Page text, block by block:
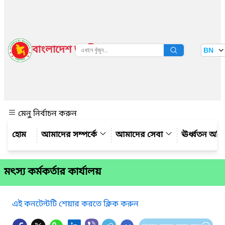
বাংলাদেশ জাতীয় তথ্য বাতায়ন BN
মেনু নির্বাচন করুন
আমাদের সম্পর্কে
আমাদের সেবা ঊর্ধ্বতন
মৎস্য কর্মকর্তার কার্যালয়
এই কনটেন্টটি শেয়ার করতে ক্লিক করুন